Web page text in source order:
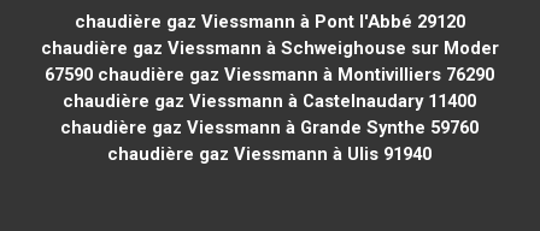
chaudière gaz Viessmann à Pont l'Abbé 29120
chaudière gaz Viessmann à Schweighouse sur Moder
67590 chaudière gaz Viessmann à Montivilliers 76290
chaudière gaz Viessmann à Castelnaudary 11400
chaudière gaz Viessmann à Grande Synthe 59760
chaudière gaz Viessmann à Ulis 91940